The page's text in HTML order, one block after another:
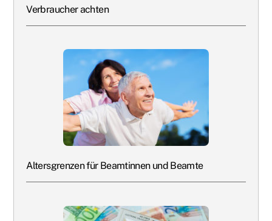
Verbraucher achten
Altersgrenzen für Beamtinnen und Beamte